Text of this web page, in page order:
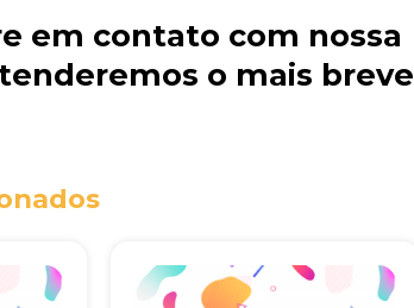
em contato com nossa
o mais breve